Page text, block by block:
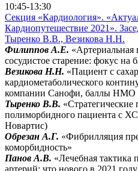
10:45-13:30
Секция «Кардиология».
Кардиопутешествие 2021».
Тыренко В.В., Везикова Н.Н.
Филиппов А.Е. «Артериальная
сосудистое старение: фокус на
Везикова Н.Н. «Пациент с
кардиометаболического
компании Санофи, баллы НМО
Тыренко В.В.
полиморбидного пациента с
Новартис)
Обрезан А.Г. «Фибрилляция
коморбидность»
Панов А.В. «Лечебная
артерий: что нового в 2021